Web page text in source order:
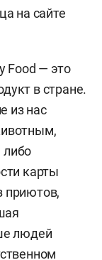
на сайте
Food — это
в стране.
из нас
либо
карты
приютов,
людей